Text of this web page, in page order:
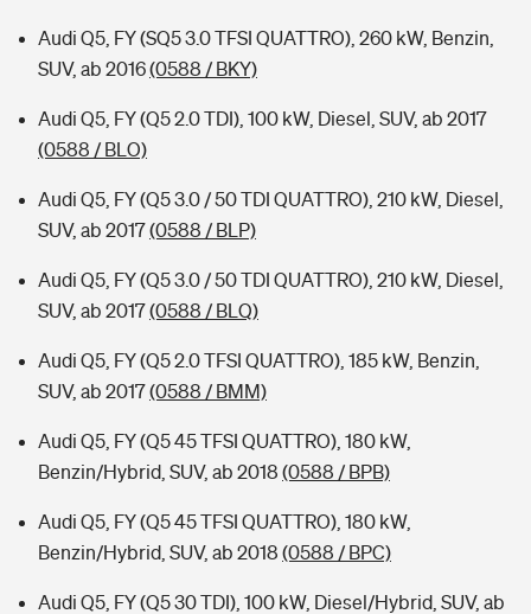
Audi Q5, FY (SQ5 3.0 TFSI QUATTRO), 260 kW, Benzin,
SUV, ab 2016(0588 / BKY)
Audi Q5, FY (Q5 2.0 TDI), 100 kW, Diesel, SUV, ab 2017
(0588 / BLO)
Audi Q5, FY (Q5 3.0 / 50 TDI QUATTRO), 210 kW, Diesel,
SUV, ab 2017(0588 / BLP)
Audi Q5, FY (Q5 3.0 / 50 TDI QUATTRO), 210 kW, Diesel,
SUV, ab 2017(0588 / BLQ)
Audi Q5, FY (Q5 2.0 TFSI QUATTRO), 185 kW, Benzin,
SUV, ab 2017(0588 / BMM)
Audi Q5, FY (Q5 45 TFSI QUATTRO), 180 kW,
Benzin/Hybrid, SUV, ab 2018 (0588 / BPB)
Audi Q5, FY (Q5 45 TFSI QUATTRO), 180 kW,
Benzin/Hybrid, SUV, ab 2018 (0588 / BPC)
Audi Q5, FY (Q5 30 TDI), 100 kW, Diesel/Hybrid, SUV, ab